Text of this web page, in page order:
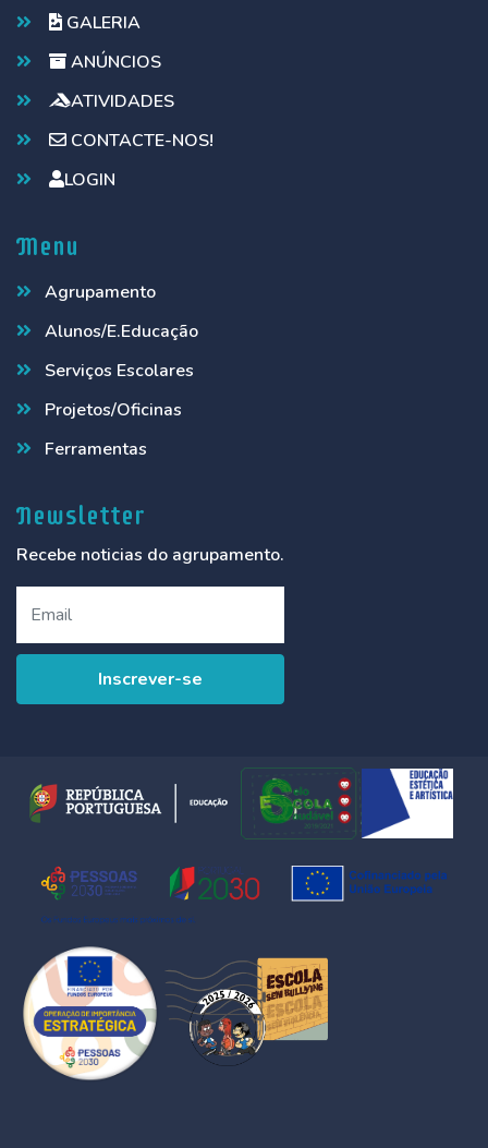
GALERIA
ANÚNCIOS
ATIVIDADES
CONTACTE-NOS!
LOGIN
Menu
Agrupamento
Alunos/E.Educação
Serviços Escolares
Projetos/Oficinas
Ferramentas
Newsletter
Recebe noticias do agrupamento.